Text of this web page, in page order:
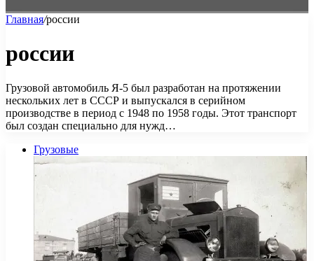
Главная/россии
россии
Грузовой автомобиль Я-5 был разработан на протяжении
нескольких лет в СССР и выпускался в серийном
производстве в период с 1948 по 1958 годы. Этот транспорт
был создан специально для нужд…
Грузовые